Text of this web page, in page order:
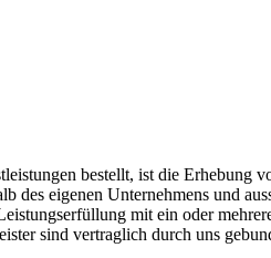
bestellt, ist die Erhebung
des eigenen Unternehmens und
mit ein oder
sind vertraglich durch uns